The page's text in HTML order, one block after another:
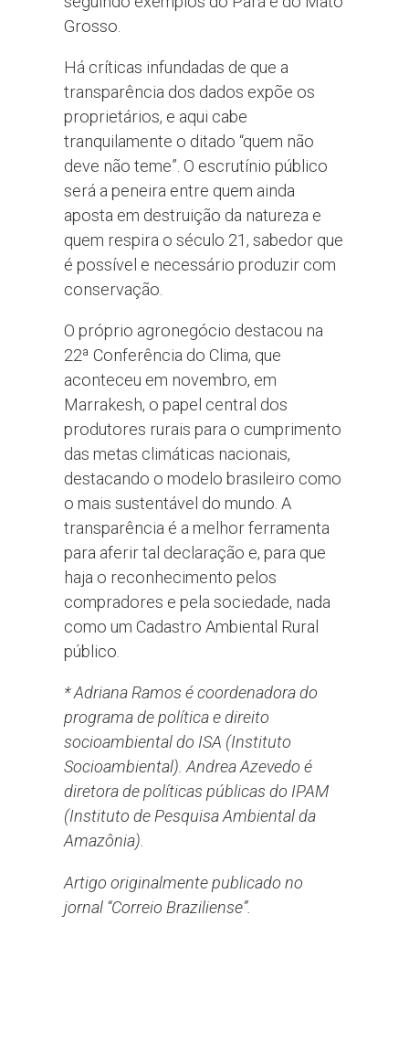
Grosso.
Há críticas infundadas de que a
transparência dos dados expõe os
proprietários, e aqui cabe
tranquilamente o ditado “quem não
deve não teme”. O escrutínio público
será a peneira entre quem ainda
aposta em destruição da natureza e
quem respira o século 21, sabedor que
é possível e necessário produzir com
conservação.
O próprio agronegócio destacou na
22ª Conferência do Clima, que
aconteceu em novembro, em
Marrakesh, o papel central dos
produtores rurais para o cumprimento
das metas climáticas nacionais,
destacando o modelo brasileiro como
o mais sustentável do mundo. A
transparência é a melhor ferramenta
para aferir tal declaração e, para que
haja o reconhecimento pelos
compradores e pela sociedade, nada
como um Cadastro Ambiental Rural
público.
* Adriana Ramos é coordenadora do
programa de política e direito
socioambiental do ISA (Instituto
Socioambiental). Andrea Azevedo é
diretora de políticas públicas do IPAM
(Instituto de Pesquisa Ambiental da
Amazônia).
Artigo originalmente publicado no
jornal “Correio Braziliense”.